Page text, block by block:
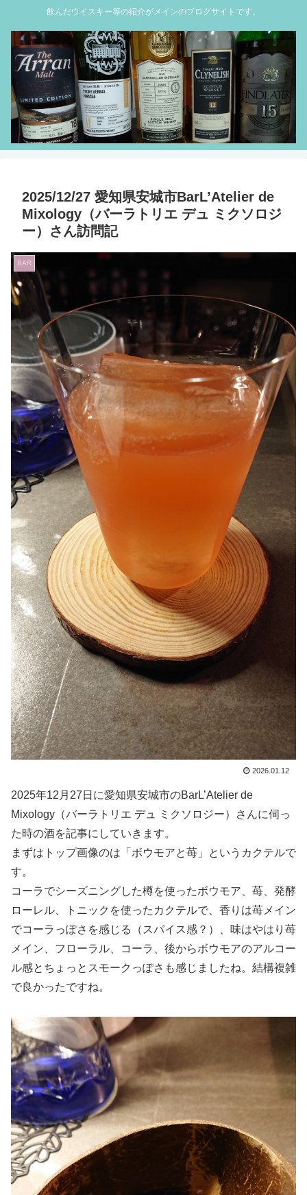
飲んだウイスキー等の紹介がメインのブログサイトです。
2025/12/27 愛知県安城市BarL’Atelier de
Mixology（バーラトリエ デュ ミクソロジ
ー）さん訪問記
BAR
2026.01.12
2025年12月27日に愛知県安城市のBarL’Atelier de
Mixology（バーラトリエ デュ ミクソロジー）さんに伺っ
た時の酒を記事にしていきます。
まずはトップ画像のは「ボウモアと苺」というカクテルで
す。
コーラでシーズニングした樽を使ったボウモア、苺、発酵
ローレル、トニックを使ったカクテルで、香りは苺メイン
でコーラっぽさを感じる（スパイス感？）、味はやはり苺
メイン、フローラル、コーラ、後からボウモアのアルコー
ル感とちょっとスモークっぽさも感じましたね。結構複雑
で良かったですね。